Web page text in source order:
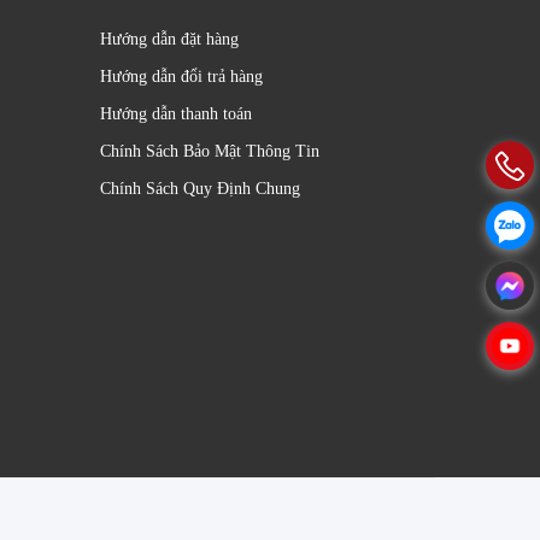
Hướng dẫn đặt hàng
Hướng dẫn đổi trả hàng
Hướng dẫn thanh toán
Chính Sách Bảo Mật Thông Tin
Chính Sách Quy Định Chung